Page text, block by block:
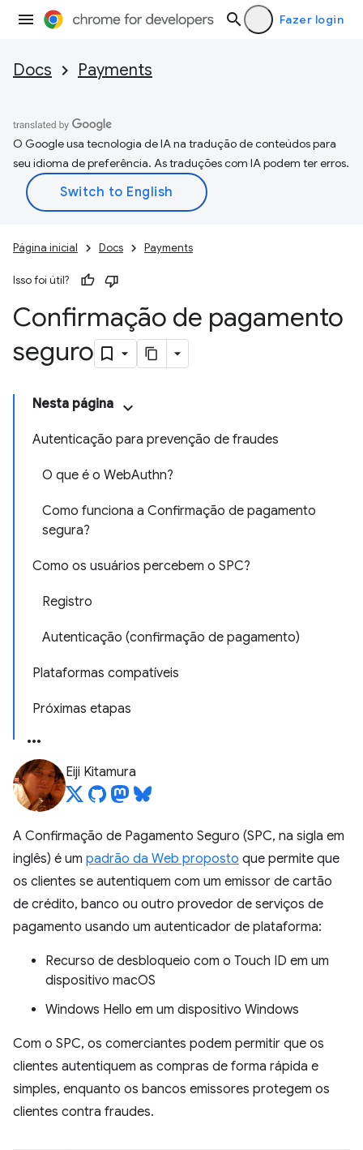
Fazer login
Docs Payments
O Google usa tecnologia de IA na tradução de conteúdos para
seu idioma de preferência. As traduções com IA podem ter erros.
Página inicial Docs Payments
Isso foi útil?
Confirmação de pagamento
seguro
Nesta página
Autenticação para prevenção de fraudes
O que é o WebAuthn?
Como funciona a Confirmação de pagamento
segura?
Como os usuários percebem o SPC?
Registro
Autenticação (confirmação de pagamento)
Plataformas compatíveis
Próximas etapas
Eiji Kitamura
A Confirmação de Pagamento Seguro (SPC, na sigla em
inglês) é um padrão da Web proposto que permite que
os clientes se autentiquem com um emissor de cartão
de crédito, banco ou outro provedor de serviços de
pagamento usando um autenticador de plataforma:
Recurso de desbloqueio com o Touch ID em um
dispositivo macOS
Windows Hello em um dispositivo Windows
Com o SPC, os comerciantes podem permitir que os
clientes autentiquem as compras de forma rápida e
simples, enquanto os bancos emissores protegem os
clientes contra fraudes.